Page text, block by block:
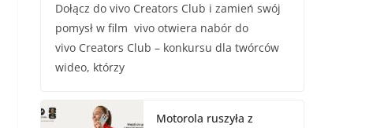
Dołącz do vivo Creators Club i zamień swój
pomysł w film vivo otwiera nabór do
vivo Creators Club – konkursu dla twórców
wideo, którzy
Motorola ruszyła z